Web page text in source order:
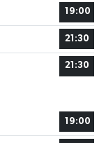
19:00
21:30
21:30
19:00